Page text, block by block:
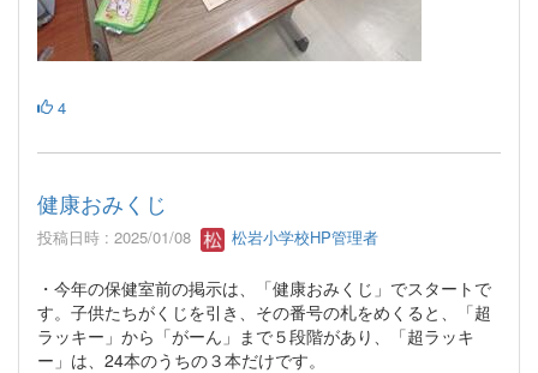
4
健康おみくじ
投稿日時 : 2025/01/08 松岩小学校HP管理者
・今年の保健室前の掲示は、「健康おみくじ」でスタートで
す。子供たちがくじを引き、その番号の札をめくると、「超
ラッキー」から「がーん」まで５段階があり、「超ラッキ
ー」は、24本のうちの３本だけです。